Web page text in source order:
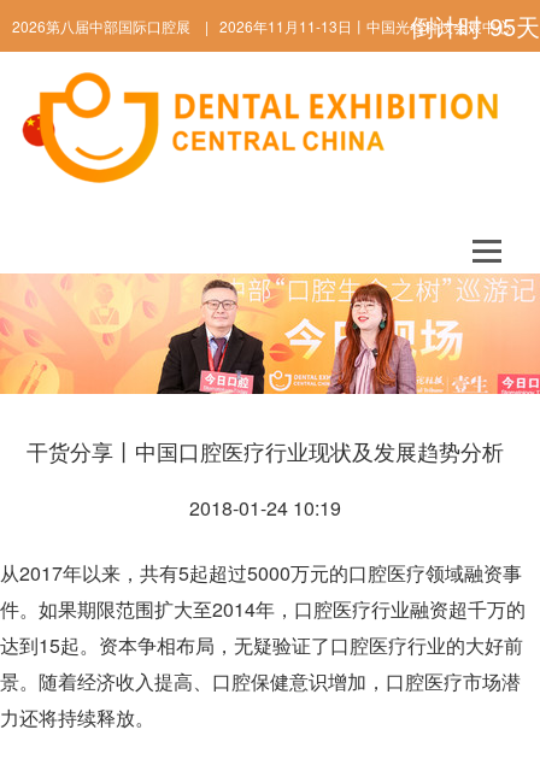
2026第八届中部国际口腔展 | 2026年11月11-13日丨中国光谷科技会展中心
倒计时95天
干货分享丨中国口腔医疗行业现状及发展趋势分析
2018-01-24 10:19
从2017年以来，共有5起超过5000万元的口腔医疗领域融资事
件。如果期限范围扩大至2014年，口腔医疗行业融资超千万的
达到15起。资本争相布局，无疑验证了口腔医疗行业的大好前
景。随着经济收入提高、口腔保健意识增加，口腔医疗市场潜
力还将持续释放。